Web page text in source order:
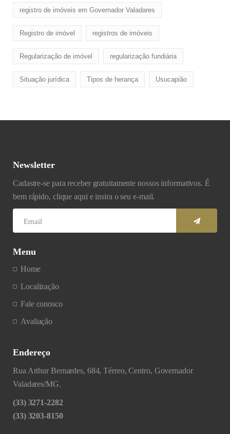
registro de imóveis em Governador Valadares
Registro de imóvel registros de imóveis
Regularização de imóvel regularização fundiária
Situação jurídica Tipos de herança Usucapião
Newsletter
Cadastre-se para receber gratuitamente nossos informativos. É
bem rápido, clique aqui e insira o seu e-mail.
Menu
Home
Localização
Fale conosco
Avaliação
Endereço
Rua Arthur Bernardes, 684, Térreo, Centro, Governador
Valadares/MG.
(33) 3271-2282
(33) 3203-8150